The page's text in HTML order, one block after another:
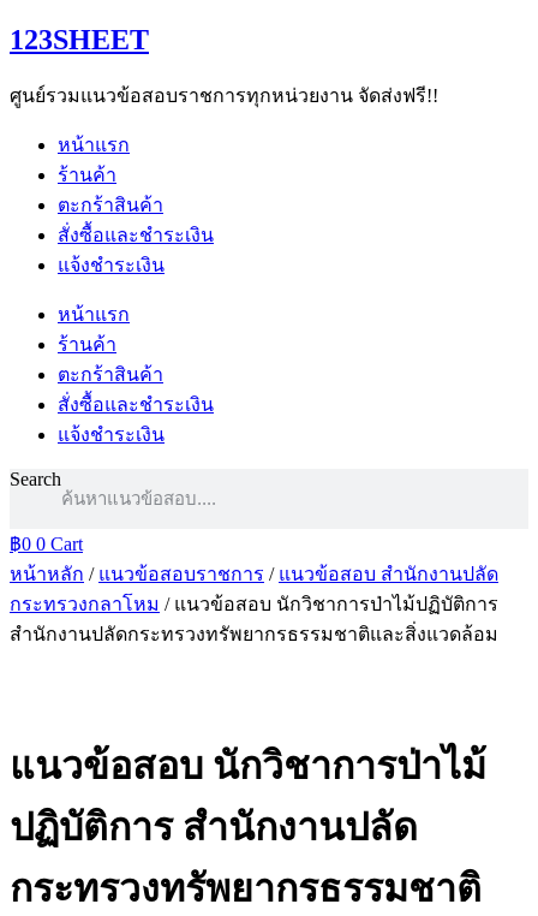
Skip
to
123SHEET
ศูนย์รวมแนวข้อสอบราชการทุกหน่วยงาน จัดส่งฟรี!!
หน้าแรก
ร้านค้า
ตะกร้าสินค้า
สั่งซื้อและชำระเงิน
แจ้งชำระเงิน
หน้าแรก
ร้านค้า
ตะกร้าสินค้า
สั่งซื้อและชำระเงิน
แจ้งชำระเงิน
Search
฿0 0 Cart
หน้าหลัก / แนวข้อสอบราชการ / แนวข้อสอบ สำนักงานปลัด
กระทรวงกลาโหม / แนวข้อสอบ นักวิชาการป่าไม้ปฏิบัติการ
สำนักงานปลัดกระทรวงทรัพยากรธรรมชาติและสิ่งแวดล้อม
แนวข้อสอบ นักวิชาการป่าไม้
ปฏิบัติการ สำนักงานปลัด
กระทรวงทรัพยากรธรรมชาติ